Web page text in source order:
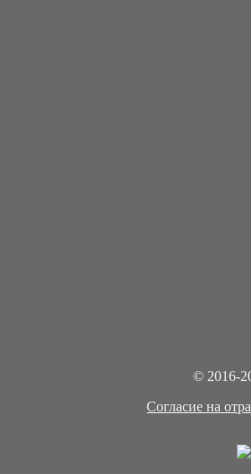
© 2016-
Cогласие на